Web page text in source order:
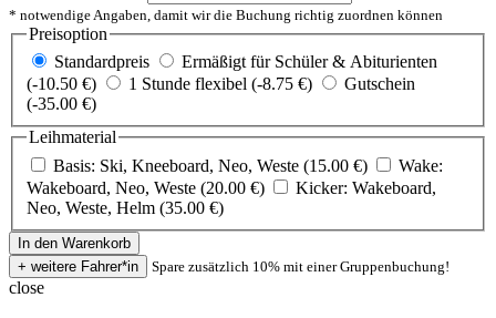
* notwendige Angaben, damit wir die Buchung richtig zuordnen können
Preisoption
Standardpreis
Ermäßigt für Schüler & Abiturienten
(-10.50 €)
1 Stunde flexibel (-8.75 €)
Gutschein
(-35.00 €)
Leihmaterial
Basis: Ski, Kneeboard, Neo, Weste (15.00 €)
Wake:
Wakeboard, Neo, Weste (20.00 €)
Kicker: Wakeboard,
Neo, Weste, Helm (35.00 €)
Spare zusätzlich 10% mit einer Gruppenbuchung!
close